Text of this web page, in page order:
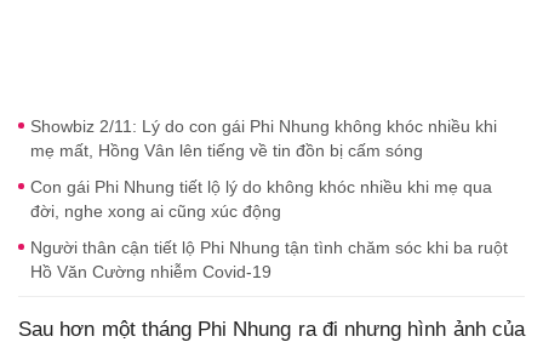
Showbiz 2/11: Lý do con gái Phi Nhung không khóc nhiều khi
mẹ mất, Hồng Vân lên tiếng về tin đồn bị cấm sóng
Con gái Phi Nhung tiết lộ lý do không khóc nhiều khi mẹ qua
đời, nghe xong ai cũng xúc động
Người thân cận tiết lộ Phi Nhung tận tình chăm sóc khi ba ruột
Hồ Văn Cường nhiễm Covid-19
Sau hơn một tháng Phi Nhung ra đi nhưng hình ảnh của